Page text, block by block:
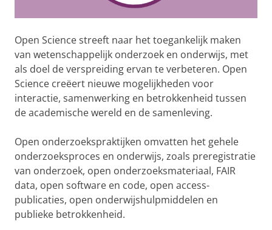
Open Science streeft naar het toegankelijk maken
van wetenschappelijk onderzoek en onderwijs, met
als doel de verspreiding ervan te verbeteren. Open
Science creëert nieuwe mogelijkheden voor
interactie, samenwerking en betrokkenheid tussen
de academische wereld en de samenleving.
Open onderzoekspraktijken omvatten het gehele
onderzoeksproces en onderwijs, zoals preregistratie
van onderzoek, open onderzoeksmateriaal, FAIR
data, open software en code, open access-
publicaties, open onderwijshulpmiddelen en
publieke betrokkenheid.